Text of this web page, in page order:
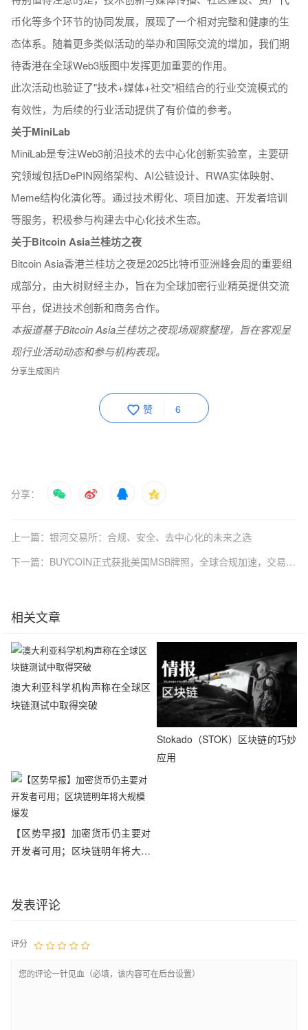
币化等多个环节的协同发展，展现了一个相对完整和健康的生
态体系。随着更多类似活动的举办和国际交流的增加，我们期
待香港在全球Web3版图中发挥更加重要的作用。
此次活动也验证了"技术+媒体+社交"相结合的行业交流模式的
有效性，为后续的行业活动提供了有价值的参考。
关于MiniLab
MiniLab是专注Web3前沿技术的去中心化创新实验室，主要研
究领域包括DePIN网络架构、AI公链设计、RWA实体映射、
Meme结构化演化等。通过技术孵化、项目加速、开发者培训
等服务，积极参与构建去中心化技术生态。
关于Bitcoin Asia兰桂坊之夜
Bitcoin Asia香港兰桂坊之夜是2025比特币亚洲峰会周的重要组
成部分，由大树财经主办，旨在为全球加密行业精英提供交流
平台，促进技术创新和商务合作。
本报道基于Bitcoin Asia兰桂坊之夜现场观察整理，旨在客观呈
现行业活动动态和参与机构表现。
分享生成图片
赞 6
分享：
上一篇：银河交易所：合规、安全、去中心化的未来之选
下一篇：BUYCOIN正式获批美国MSB牌照，全球合规加速，交易安心无忧
相关文章
澳大利亚科学机构声称在全球区
块链测试中取得突破
Stokado（STOK）区块链的巧妙
应用
【区势早报】加密货币仍主要对
开发者可用；区块链明年将大规
发表评论
评分